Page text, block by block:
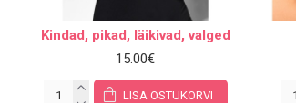
Kindad, pikad, läikivad, valged
15.00€
LISA OSTUKORVI